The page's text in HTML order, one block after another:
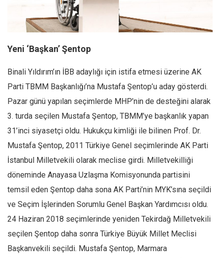
Facebook
Instagram
Editörden
Yazarlar
Kemal Özer
Mahmut Toptaş
Yvonne Ridley
Yusuf Armağan
Hasanali Yıldırım
Leyla Şerif Emin
Selçuk Türkyılmaz
Mehmet Ali Tekin
Abir E. Nahas
Yeni ‘Başkan’ Şentop
Binali Yıldırım’ın İBB adaylığı için istifa etmesi üzerine AK
Parti TBMM Başkanlığı’na Mustafa Şentop’u aday gösterdi.
Pazar günü yapılan seçimlerde MHP’nin de desteğini alarak
3. turda seçilen Mustafa Şentop, TBMM’ye başkanlık yapan
31’inci siyasetçi oldu. Hukukçu kimliği ile bilinen Prof. Dr.
Mustafa Şentop, 2011 Türkiye Genel seçimlerinde AK Parti
İstanbul Milletvekili olarak meclise girdi. Milletvekilliği
döneminde Anayasa Uzlaşma Komisyonunda partisini
temsil eden Şentop daha sona AK Parti’nin MYK’sına seçildi
ve Seçim İşlerinden Sorumlu Genel Başkan Yardımcısı oldu.
24 Haziran 2018 seçimlerinde yeniden Tekirdağ Milletvekili
seçilen Şentop daha sonra Türkiye Büyük Millet Meclisi
Başkanvekili seçildi. Mustafa Şentop, Marmara